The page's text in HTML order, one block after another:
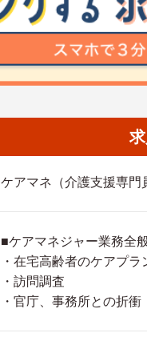
ケアマネ（介護支援専門
■ケアマネジャー業務全
・在宅高齢者のケアプラ
・訪問調査
・官庁、事務所との折衝